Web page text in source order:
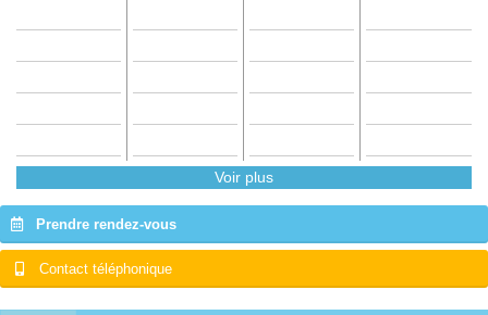
Voir plus
Prendre rendez-vous
Contact téléphonique